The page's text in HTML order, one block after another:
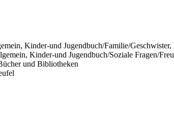
Kinder-und Jugendbuch/Familie/
Kinder-und Jugendbuch/Soziale Fragen/
und Bibliotheken